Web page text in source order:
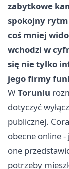
zabytkowe
spokojny rytm
coś mniej
wchodzi w
się nie tylko
jego firmy
WToruniu
dotyczyć
publicznej.
obecne online -
one
potrzeby